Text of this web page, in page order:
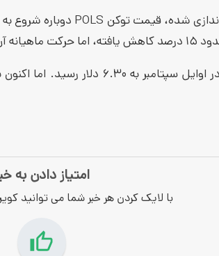
است.
امتیاز دادن به
با لایک کردن هر خبر شما می توانید